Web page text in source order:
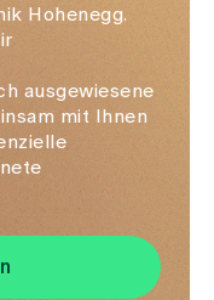
Hohenegg.
ausgewiesene
mit Ihnen